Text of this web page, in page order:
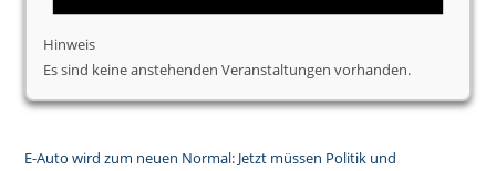
Hinweis
Es sind keine anstehenden Veranstaltungen vorhanden.
E-Auto wird zum neuen Normal: Jetzt müssen Politik und